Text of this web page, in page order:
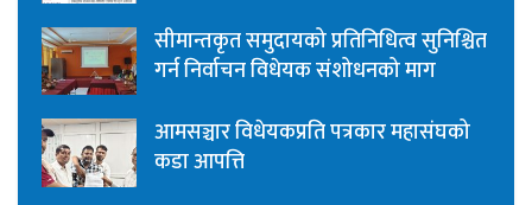
सीमान्तकृत समुदायको प्रतिनिधित्व सुनिश्चित
गर्न निर्वाचन विधेयक संशोधनको माग
आमसञ्चार विधेयकप्रति पत्रकार महासंघको
कडा आपत्ति